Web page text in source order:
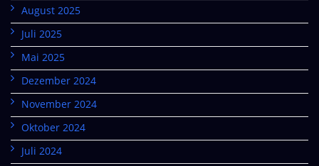
August 2025
Juli 2025
Mai 2025
Dezember 2024
November 2024
Oktober 2024
Juli 2024